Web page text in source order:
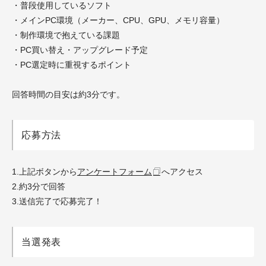
・普段使用しているソフト
・メインPC環境（メーカー、CPU、GPU、メモリ容量）
・制作環境で抱えている課題
・PC買い替え・アップグレード予定
・PC選定時に重視するポイント
回答時間の目安は約3分です。
応募方法
1.上記ボタンからアンケートフォーム
へアクセス
2.約3分で回答
3.送信完了で応募完了！
当選発表